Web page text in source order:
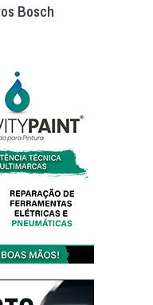
Bosch